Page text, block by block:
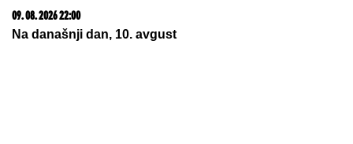
09. 08. 2026 22:00
Na današnji dan, 10. avgust